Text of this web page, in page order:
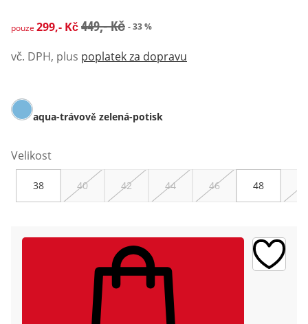
zlevněná cena: 299,- Kč, původní cena: 449,- Kč
pouze 299,- Kč449,- Kč - 33 %
vč. DPH, plus poplatek za dopravu
aqua-trávově zelená-potisk
Velikost
38 40 42 44 46 48